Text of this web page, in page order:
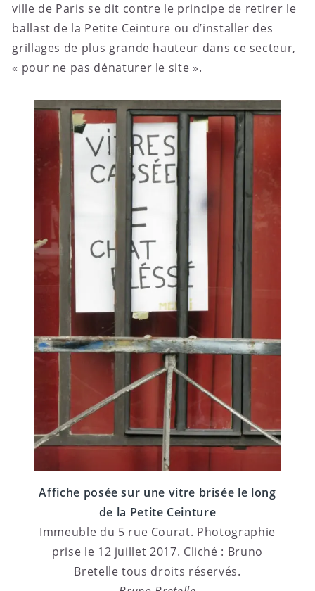
ville de Paris se dit contre le principe de retirer le
ballast de la Petite Ceinture ou d’installer des
grillages de plus grande hauteur dans ce secteur,
« pour ne pas dénaturer le site ».
Affiche posée sur une vitre brisée le long
de la Petite Ceinture
Immeuble du 5 rue Courat. Photographie
prise le 12 juillet 2017. Cliché : Bruno
Bretelle tous droits réservés.